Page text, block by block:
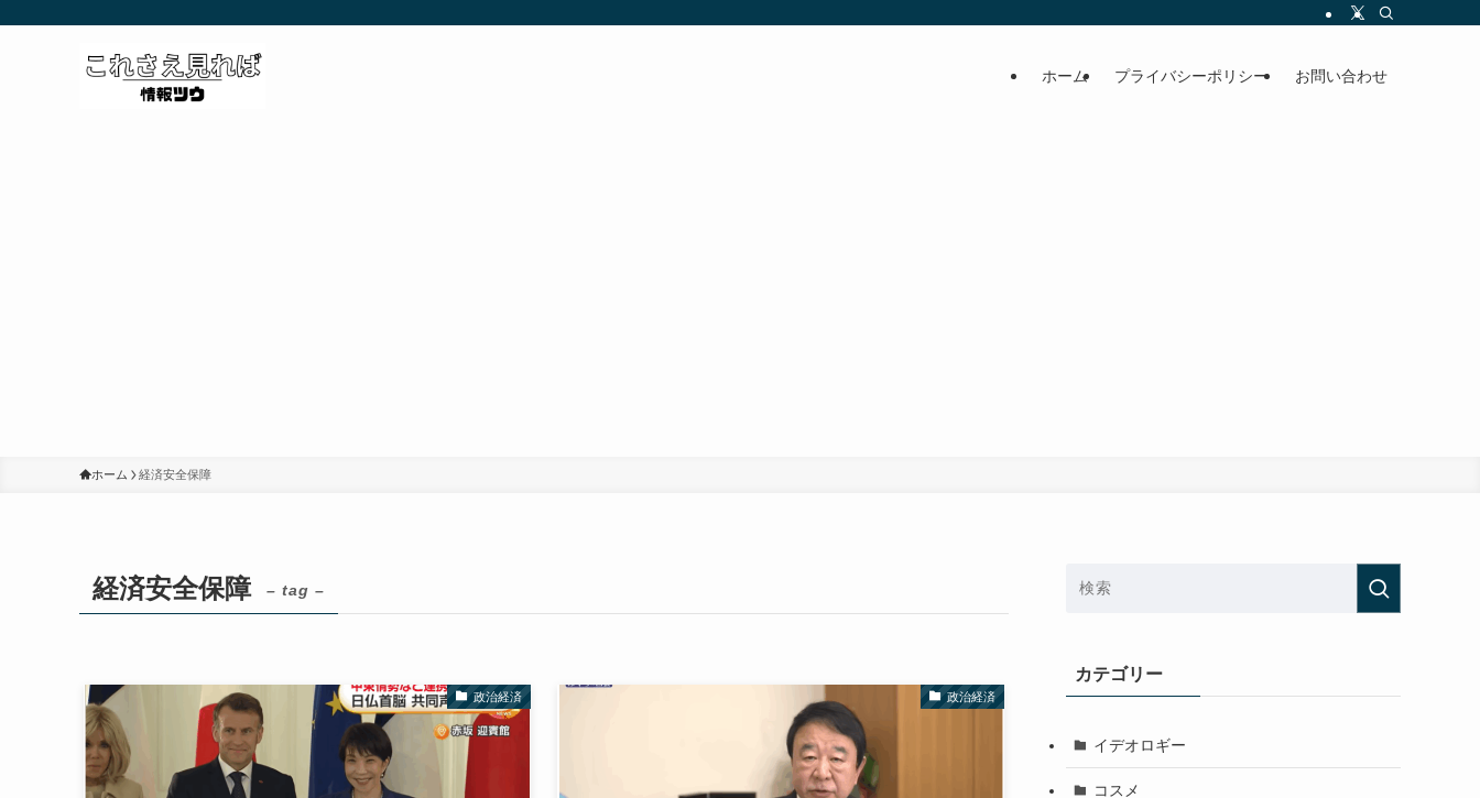
ホーム プライバシーポリシー お問い合わせ
ホーム 経済安全保障
経済安全保障 – tag –
政治経済 政治経済
カテゴリー
イデオロギー
コスメ